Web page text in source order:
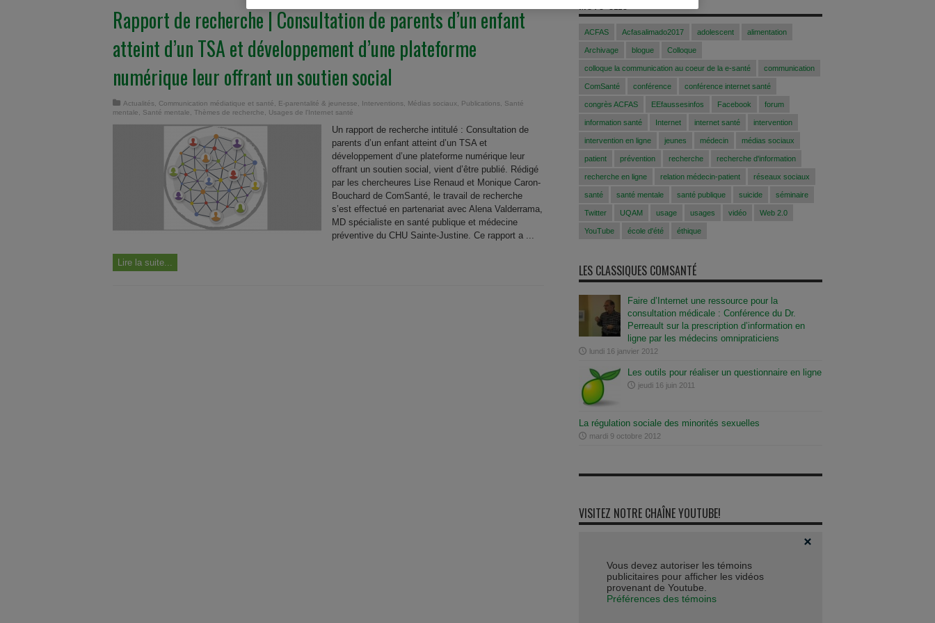
Rapport de recherche | Consultation de parents d’un enfant
atteint d’un TSA et développement d’une plateforme
numérique leur offrant un soutien social
Actualités, Communication médiatique et santé, E-parentalité & jeunesse, Interventions, Médias sociaux, Publications, Santé
mentale, Santé mentale, Thèmes de recherche, Usages de l'Internet santé
Un rapport de recherche intitulé : Consultation de
parents d’un enfant atteint d’un TSA et
développement d’une plateforme numérique leur
offrant un soutien social, vient d’être publié. Rédigé
par les chercheures Lise Renaud et Monique Caron-
Bouchard de ComSanté, le travail de recherche
s’est effectué en partenariat avec Alena Valderrama,
MD spécialiste en santé publique et médecine
préventive du CHU Sainte-Justine. Ce rapport a ...
Lire la suite...
MOTS-CLÉS
ACFAS Acfasalimado2017 adolescent alimentation
Archivage blogue Colloque
colloque la communication au coeur de la e-santé communication
ComSanté conférence conférence internet santé
congrès ACFAS EEfaussesinfos Facebook forum
information santé Internet internet santé intervention
intervention en ligne jeunes médecin médias sociaux
patient prévention recherche recherche d'information
recherche en ligne relation médecin-patient réseaux sociaux
santé santé mentale santé publique suicide séminaire
Twitter UQAM usage usages vidéo Web 2.0
YouTube école d'été éthique
LES CLASSIQUES COMSANTÉ
Faire d’Internet une ressource pour la
consultation médicale : Conférence du Dr.
Perreault sur la prescription d’information en
ligne par les médecins omnipraticiens
lundi 16 janvier 2012
Les outils pour réaliser un questionnaire en ligne
jeudi 16 juin 2011
La régulation sociale des minorités sexuelles
mardi 9 octobre 2012
VISITEZ NOTRE CHAÎNE YOUTUBE!
Vous devez autoriser les témoins
publicitaires pour afficher les vidéos
provenant de Youtube.
Préférences des témoins